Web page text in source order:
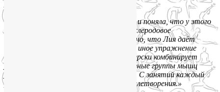
«Пришла к Лие во время беременности и поняла, что у этого
супер-профессионала останусь и на послеродовое
восстановление, и далее. Для меня важно, что Лия даёт
теоритическую базу о том, как то или иное упражнение
влияет на тело и не только. Лия мастерски комбинирует
упражнения в таком формате, что разные группы мышц
успевают и поработать, и отдохнуть. С занятий каждый
раз ухожу с чувством настоящего удовлетворения.»